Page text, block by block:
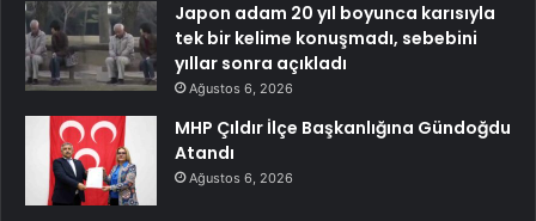
Japon adam 20 yıl boyunca karısıyla
tek bir kelime konuşmadı, sebebini
yıllar sonra açıkladı
Ağustos 6, 2026
MHP Çıldır İlçe Başkanlığına Gündoğdu
Atandı
Ağustos 6, 2026